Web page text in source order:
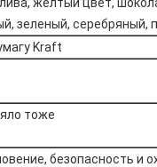
зеленый, серебряный,
Kraft
тоже
безопасность и